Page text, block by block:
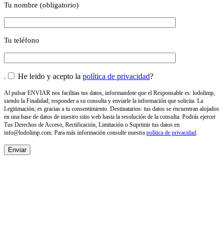
Tu nombre (obligatorio)
Tu teléfono
. He leido y acepto la política de privacidad?
Al pulsar ENVIAR nos facilitas tus datos, informandote que el Responsable es: lodolimp,
siendo la Finalidad; responder a su consulta y enviarle la información que solicita. La
Legitimación; es gracias a tu consentimiento. Destinatarios: tus datos se encuentran alojados
en una base de datos de nuestro sitio web hasta la resolución de la consulta. Podrás ejercer
Tus Derechos de Acceso, Rectificación, Limitación o Suprimir tus datos en
info@lodolimp.com . Para más información consulte nuestra política de privacidad